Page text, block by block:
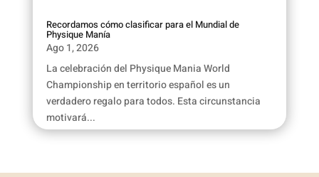
Recordamos cómo clasificar para el Mundial de
Physique Manía
Ago 1, 2026
La celebración del Physique Mania World
Championship en territorio español es un
verdadero regalo para todos. Esta circunstancia
motivará...